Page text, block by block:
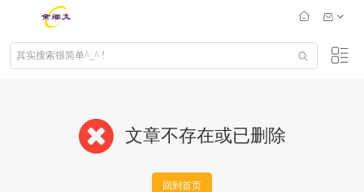
文章不存在或已删除
回到首页